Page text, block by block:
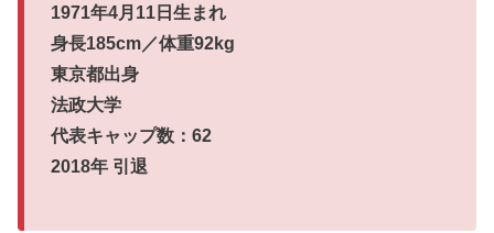
1971年4月11日生まれ
身長185cm／体重92kg
東京都出身
法政大学
代表キャップ数：62
2018年 引退